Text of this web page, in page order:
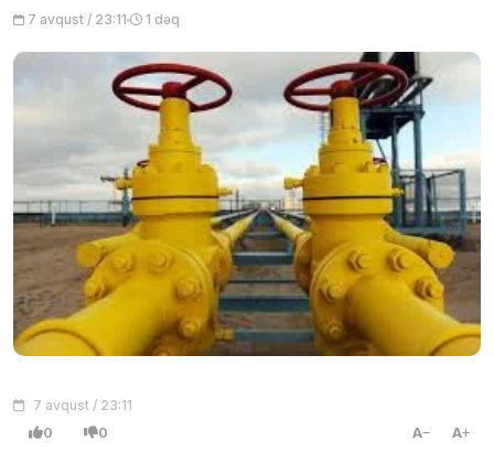
7 avqust / 23:11 1 dəq
7 avqust / 23:11
0 0 A A